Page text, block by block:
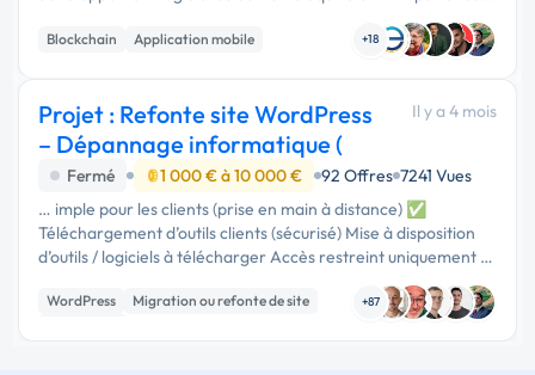
avérée (minimum 5 ans) en développement blockchain et
mobile • Maîtrise des …
Blockchain Application mobile +18
Projet : Refonte site WordPress
– Dépannage informatique (
Il y a 4 mois
Fermé 1 000 € à 10 000 € 92 Offres 7241 Vues
… imple pour les clients (prise en main à distance) ✅
Téléchargement d’outils clients (sécurisé) Mise à disposition
d’outils / logiciels à télécharger Accès restreint uniquement :
espace client ou accès sécurisé (connexion / mot de passe)
Aucun …
WordPress
Migration ou refonte de site
+87